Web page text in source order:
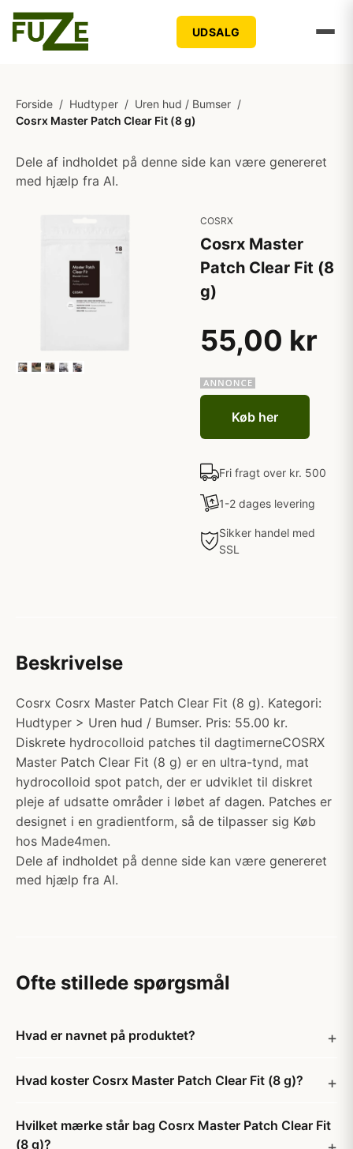
UDSALG
Forside / Hudtyper / Uren hud / Bumser /
Cosrx Master Patch Clear Fit (8 g)
Dele af indholdet på denne side kan være genereret
med hjælp fra AI.
COSRX
Cosrx Master
Patch Clear Fit (8
g)
55,00 kr
Køb her
Fri fragt over kr. 500
1-2 dages levering
Sikker handel med
SSL
Beskrivelse
Cosrx Cosrx Master Patch Clear Fit (8 g). Kategori:
Hudtyper > Uren hud / Bumser. Pris: 55.00 kr.
Diskrete hydrocolloid patches til dagtimerneCOSRX
Master Patch Clear Fit (8 g) er en ultra-tynd, mat
hydrocolloid spot patch, der er udviklet til diskret
pleje af udsatte områder i løbet af dagen. Patches er
designet i en gradientform, så de tilpasser sig Køb
hos Made4men.
Dele af indholdet på denne side kan være genereret
med hjælp fra AI.
Ofte stillede spørgsmål
Hvad er navnet på produktet?
Hvad koster Cosrx Master Patch Clear Fit (8 g)?
Hvilket mærke står bag Cosrx Master Patch Clear Fit
(8 g)?